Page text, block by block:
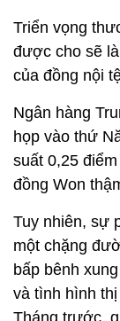
Triển vọng
được cho sẽ
của đồng nội
Ngân hàng
họp vào thứ
suất 0,25
đồng Won
Tuy nhiên, sự
một chặng
bấp bênh
và tình hình
Tháng trước,